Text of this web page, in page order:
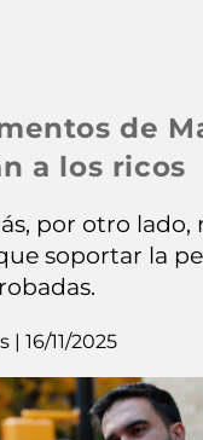
de
a los ricos
por otro lado,
soportar la
| 16/11/2025